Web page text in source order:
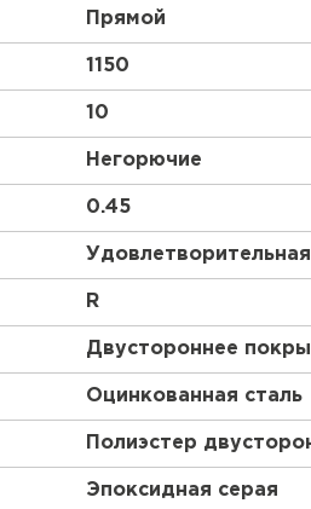
Прямой
1150
10
Негорючие
0.45
Удовлетворительная
R
Двустороннее
Оцинкованная сталь
Полиэстер
Эпоксидная серая